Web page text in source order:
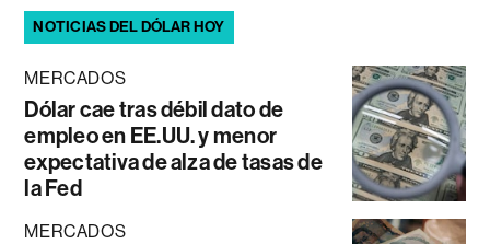
NOTICIAS DEL DÓLAR HOY
MERCADOS
Dólar cae tras débil dato de
empleo en EE.UU. y menor
expectativa de alza de tasas de
la Fed
MERCADOS